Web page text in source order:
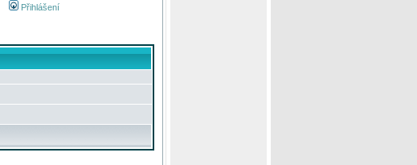
Přihlášení